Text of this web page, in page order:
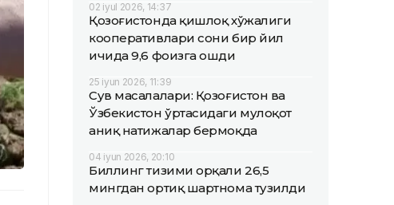
02 iyul 2026, 14:37
Қозоғистонда қишлоқ хўжалиги
кооперативлари сони бир йил
ичида 9,6 фоизга ошди
25 iyun 2026, 11:39
Сув масалалари: Қозоғистон ва
Ўзбекистон ўртасидаги мулоқот
аниқ натижалар бермоқда
04 iyun 2026, 20:10
Биллинг тизими орқали 26,5
мингдан ортиқ шартнома тузилди